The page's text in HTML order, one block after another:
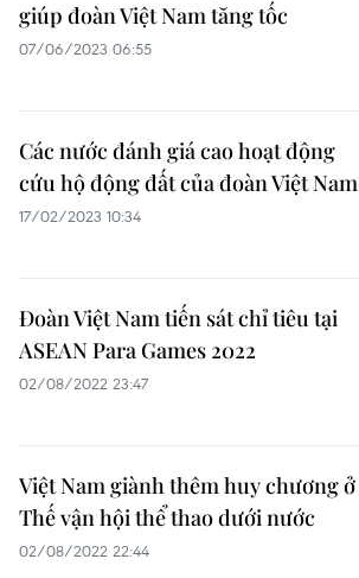
giúp đoàn Việt Nam tăng tốc
07/06/2023 06:55
Các nước đánh giá cao hoạt động
cứu hộ động đất của đoàn Việt Nam
17/02/2023 10:34
Đoàn Việt Nam tiến sát chỉ tiêu tại
ASEAN Para Games 2022
02/08/2022 23:47
Việt Nam giành thêm huy chương ở
Thế vận hội thể thao dưới nước
02/08/2022 22:44